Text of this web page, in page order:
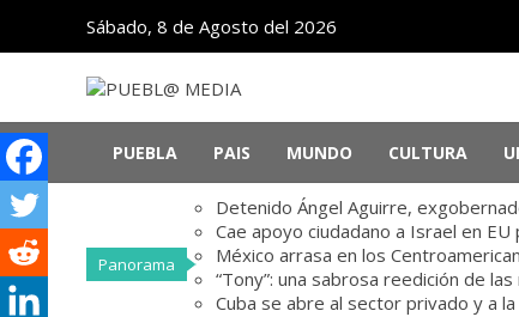
navigation
content
Sábado, 8 de Agosto del 2026
PUEBL@ MEDIA
Noticias de Puebla, México y el mundo
PUEBLA PAIS MUNDO CULTURA
Panorama
Detenido Ángel Aguirre,
Cae apoyo ciudadano a Israel en
México arrasa en los
“Tony”: una sabrosa reedición de
Cuba se abre al sector privado y a